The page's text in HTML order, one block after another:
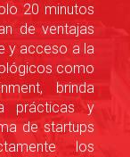
20 minutos
de ventajas
y acceso a la
como
brinda
prácticas y
de startups
los